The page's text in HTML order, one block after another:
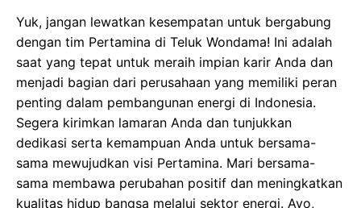
Yuk, jangan lewatkan kesempatan untuk bergabung
dengan tim Pertamina di Teluk Wondama! Ini adalah
saat yang tepat untuk meraih impian karir Anda dan
menjadi bagian dari perusahaan yang memiliki peran
penting dalam pembangunan energi di Indonesia.
Segera kirimkan lamaran Anda dan tunjukkan
dedikasi serta kemampuan Anda untuk bersama-
sama mewujudkan visi Pertamina. Mari bersama-
sama membawa perubahan positif dan meningkatkan
kualitas hidup bangsa melalui sektor energi. Ayo,